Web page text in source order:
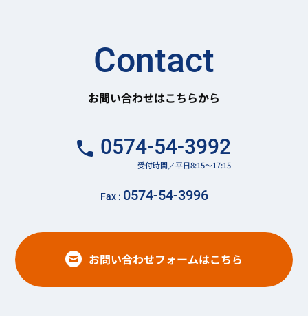
Contact
お問い合わせはこちらから
0574-54-3992
受付時間／平日8:15～17:15
Fax : 0574-54-3996
お問い合わせフォームはこちら